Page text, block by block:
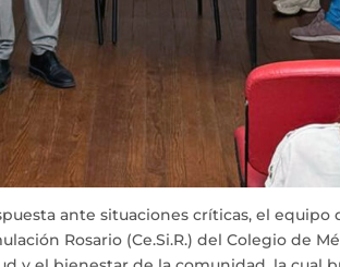
ante situaciones críticas, el equipo
Rosario (Ce.Si.R.) del Colegio de